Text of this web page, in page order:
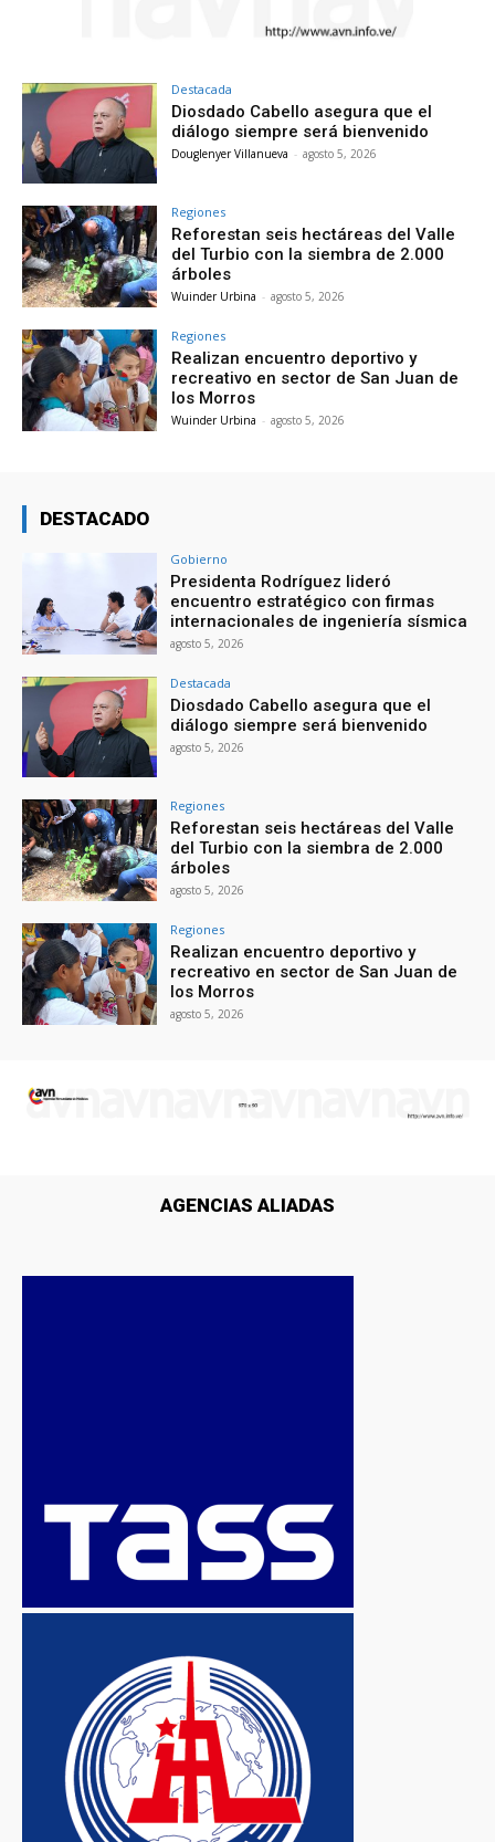
Destacada
Diosdado Cabello asegura que el
diálogo siempre será bienvenido
Douglenyer Villanueva - agosto 5, 2026
Regiones
Reforestan seis hectáreas del Valle
del Turbio con la siembra de 2.000
árboles
Wuinder Urbina - agosto 5, 2026
Regiones
Realizan encuentro deportivo y
recreativo en sector de San Juan de
los Morros
Wuinder Urbina - agosto 5, 2026
DESTACADO
Gobierno
Presidenta Rodríguez lideró
encuentro estratégico con firmas
internacionales de ingeniería sísmica
agosto 5, 2026
Destacada
Diosdado Cabello asegura que el
diálogo siempre será bienvenido
agosto 5, 2026
Regiones
Reforestan seis hectáreas del Valle
del Turbio con la siembra de 2.000
árboles
agosto 5, 2026
Regiones
Realizan encuentro deportivo y
recreativo en sector de San Juan de
los Morros
agosto 5, 2026
AGENCIAS ALIADAS